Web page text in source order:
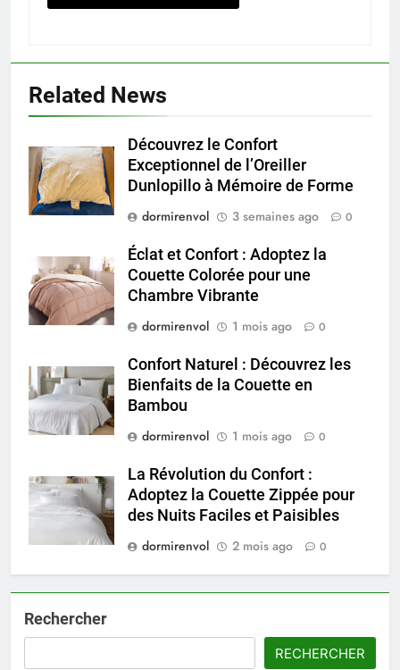
Related News
Découvrez le Confort
Exceptionnel de l’Oreiller
Dunlopillo à Mémoire de Forme
dormirenvol
3 semaines ago 0
Éclat et Confort : Adoptez la
Couette Colorée pour une
Chambre Vibrante
dormirenvol
1 mois ago 0
Confort Naturel : Découvrez les
Bienfaits de la Couette en
Bambou
dormirenvol
1 mois ago 0
La Révolution du Confort :
Adoptez la Couette Zippée pour
des Nuits Faciles et Paisibles
dormirenvol
2 mois ago 0
Rechercher
RECHERCHER